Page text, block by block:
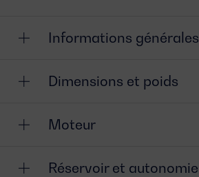
Informations générales
Dimensions et poids
Moteur
Réservoir et autonomie